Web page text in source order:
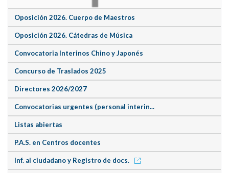
Oposición 2026. Cuerpo de Maestros
Oposición 2026. Cátedras de Música
Convocatoria Interinos Chino y Japonés
Concurso de Traslados 2025
Directores 2026/2027
Convocatorias urgentes (personal interin...
Listas abiertas
P.A.S. en Centros docentes
Inf. al ciudadano y Registro de docs.